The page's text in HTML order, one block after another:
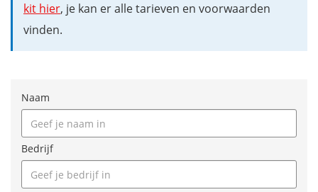
kit hier, je kan er alle tarieven en voorwaarden
vinden.
Naam
Bedrijf